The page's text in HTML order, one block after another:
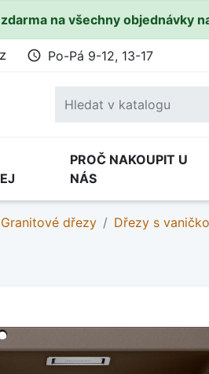
na všechny objednávky
access_time Po-Pá 9-12, 13-17
PROČ NAKOUPIT U
NÁS
Granitové dřezy Dřezy s